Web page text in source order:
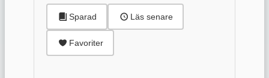
Sparad Läs senare
Favoriter